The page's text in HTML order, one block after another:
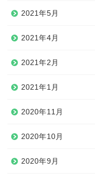
2021年5月
2021年4月
2021年2月
2021年1月
2020年11月
2020年10月
2020年9月